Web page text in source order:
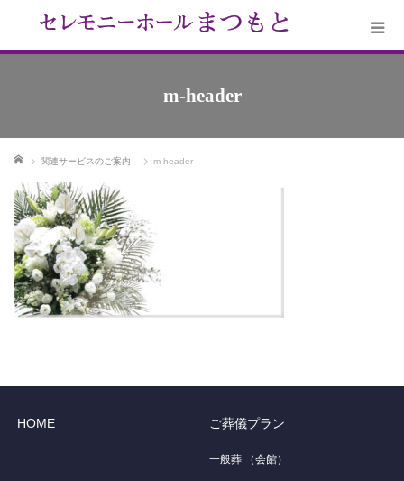
m-header
ホーム 関連サービスのご案内 m-header
HOME ご葬儀プラン
一般葬 （会館）